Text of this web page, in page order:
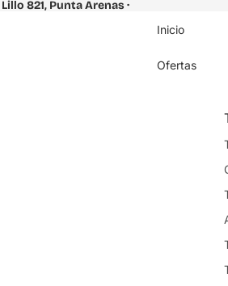
821, Punta Arenas ·
Inicio
Ofertas